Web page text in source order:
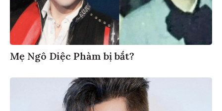
Mẹ Ngô Diệc Phàm bị bắt?